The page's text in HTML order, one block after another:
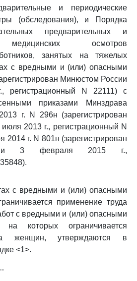
и периодические
(обследования), и Порядка
предварительных и
медицинских осмотров
занятых на тяжелых
с вредными и (или) опасными
Минюстом России
регистрационный N 22111) с
приказами Минздрава
г. N 296н (зарегистрирован
2013 г., регистрационный N
2014 г. N 801н (зарегистрирован
3 февраля 2015 г.,
с вредными и (или) опасными
применение труда
с вредными и (или) опасными
на которых ограничивается
женщин, утверждаются в
<1>.